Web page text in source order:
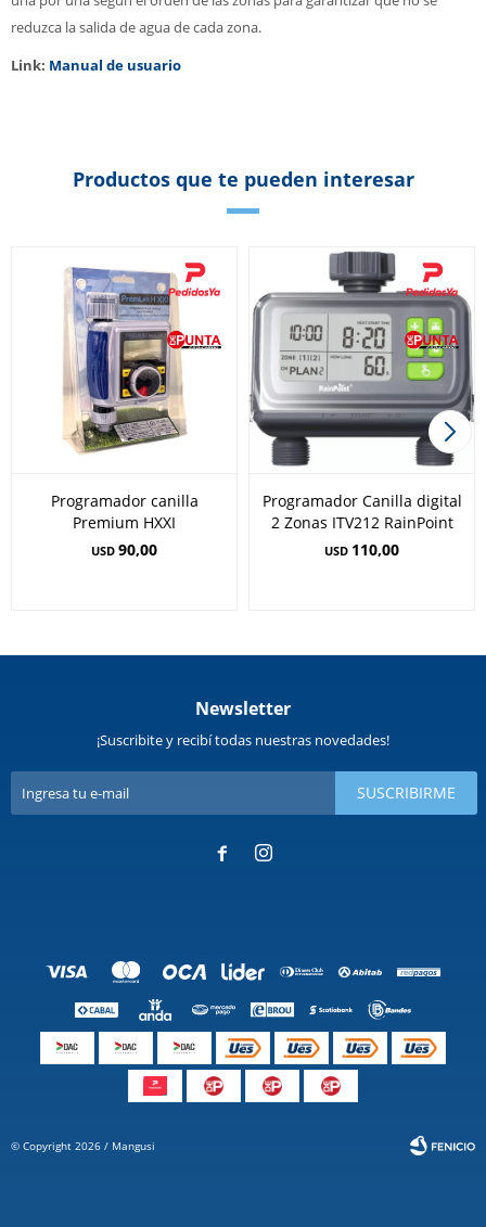
reduzca la salida de agua de cada zona.
Link: Manual de usuario
Productos que te pueden interesar
Programador canilla
Premium HXXI
USD 90,00
Programador Canilla digital
2 Zonas ITV212 RainPoint
USD 110,00
Newsletter
¡Suscribite y recibí todas nuestras novedades!
SUSCRIBIRME
 
© Copyright 2026 / Mangusi